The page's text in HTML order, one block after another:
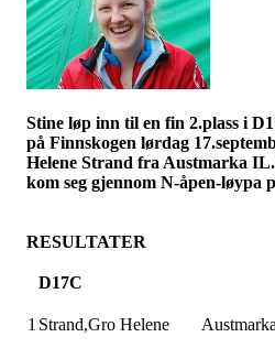
Stine løp inn til en fin 2.plass i
på Finnskogen lørdag
Helene Strand fra Austmarka
kom seg gjennom N-åpen-løypa
RESULTATER
D17C
1 Strand,Gro Helene